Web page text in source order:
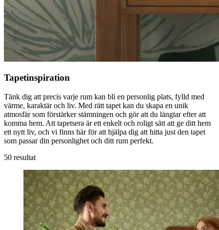
Tapetinspiration
Tänk dig att precis varje rum kan bli en personlig plats, fylld med
värme, karaktär och liv. Med rätt tapet kan du skapa en unik
atmosfär som förstärker stämningen och gör att du längtar efter att
komma hem. Att tapetsera är ett enkelt och roligt sätt att ge ditt hem
ett nytt liv, och vi finns här för att hjälpa dig att hitta just den tapet
som passar din personlighet och ditt rum perfekt.
50 resultat